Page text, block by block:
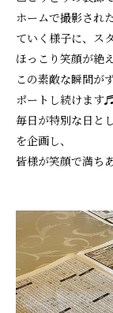
ホームで撮影され
ていく様子に、ス
ほっこり笑顔が絶
この素敵な瞬間が
ポートし続けます♬
毎日が特別な日と
を企画し、
皆様が笑顔で満ち